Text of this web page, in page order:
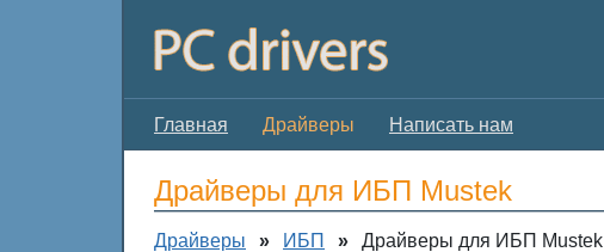
Главная Драйверы Написать нам
Драйверы для ИБП Mustek
Драйверы » ИБП » Драйверы для ИБП Mustek